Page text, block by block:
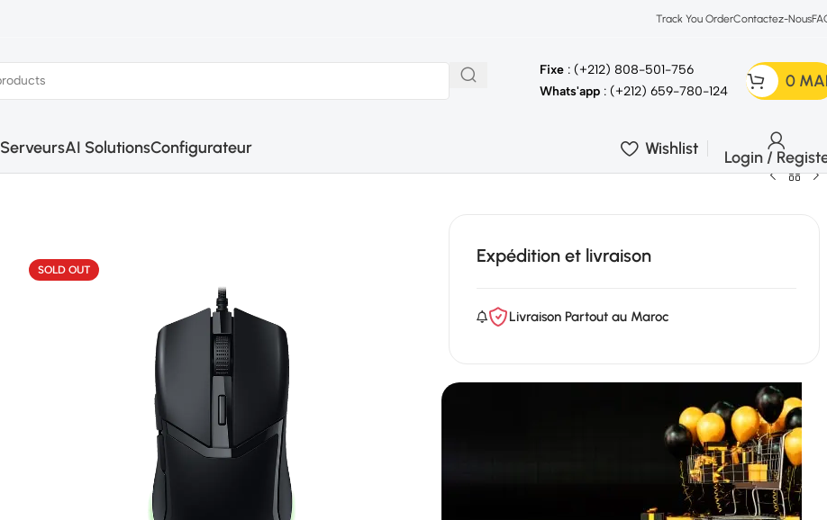
Track You OrderContactez-Nous
Fixe : (+212) 808-501-756
Whats'app : (+212) 659-780-124
0
ServeursAI SolutionsConfigurateur Wishlist Login /
SOLD OUT
Expédition et livraison
Livraison Partout au Maroc